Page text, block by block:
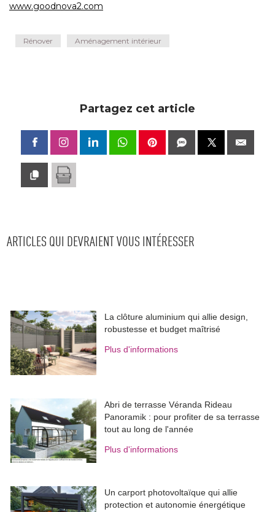
www.goodnova2.com
Rénover Aménagement intérieur
Partagez cet article
ARTICLES QUI DEVRAIENT VOUS INTÉRESSER
La clôture aluminium qui allie design,
robustesse et budget maîtrisé
Plus d'informations
Abri de terrasse Véranda Rideau
Panoramik : pour profiter de sa terrasse
tout au long de l'année
Plus d'informations
Un carport photovoltaïque qui allie
protection et autonomie énergétique